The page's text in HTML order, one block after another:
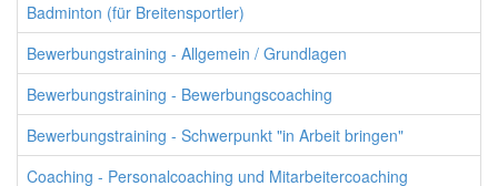
Badminton (für Breitensportler)
Bewerbungstraining - Allgemein / Grundlagen
Bewerbungstraining - Bewerbungscoaching
Bewerbungstraining - Schwerpunkt "in Arbeit bringen"
Coaching - Personalcoaching und Mitarbeitercoaching